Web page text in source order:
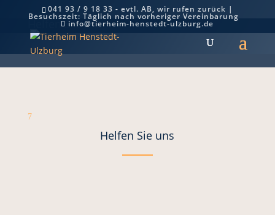
041 93 / 9 18 33 - evtl. AB, wir rufen zurück |
Besuchszeit: Täglich nach vorheriger Vereinbarung
info@tierheim-henstedt-ulzburg.de
Helfen Sie uns
7
Helfen Sie uns